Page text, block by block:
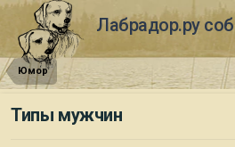
Лабрадор.ру
Юмор
Типы мужчин